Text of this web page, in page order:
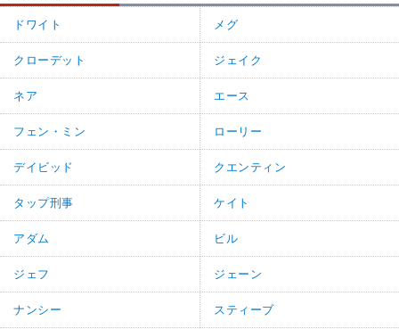
ドワイト メグ
クローデット ジェイク
ネア エース
フェン・ミン ローリー
デイビッド クエンティン
タップ刑事 ケイト
アダム ビル
ジェフ ジェーン
ナンシー スティーブ